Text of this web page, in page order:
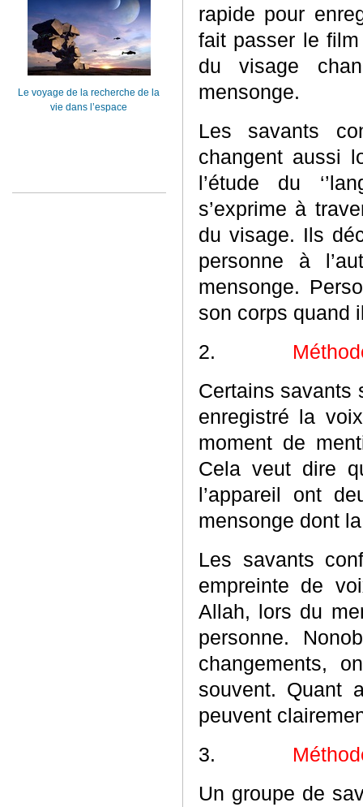
rapide pour
fait passer le
du visage
mensonge.
Les savants
changent aussi
l’étude du
s’exprime à
du visage. Ils
personne à
mensonge.
son corps
2.
Certains savants
enregistré la
moment de
Cela veut dire
l’appareil ont
mensonge dont
Les savants
empreinte de
Allah, lors du
personne.
changements,
souvent. Quant
peuvent
3.
Un groupe de
Le voyage de la recherche de la
vie dans l’espace